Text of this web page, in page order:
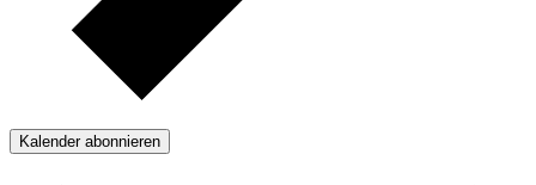
Kalender abonnieren